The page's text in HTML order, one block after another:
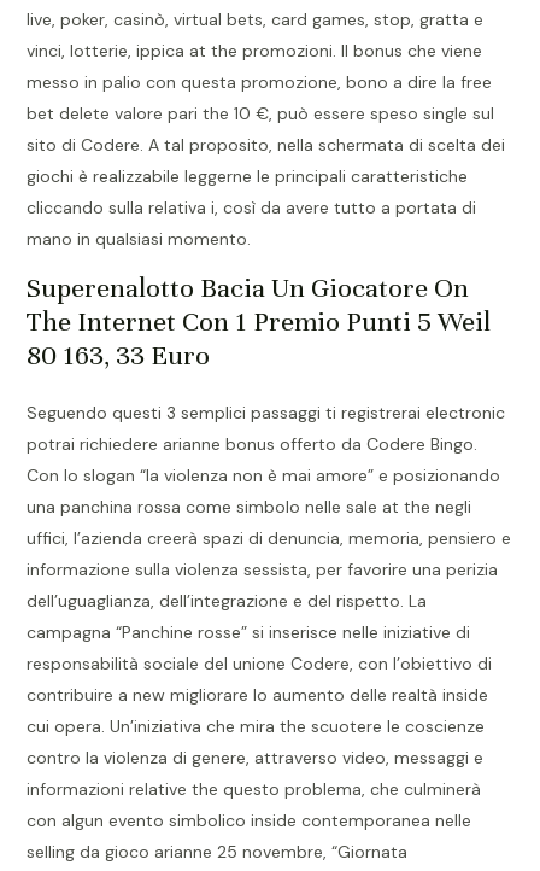
live, poker, casinò, virtual bets, card games, stop, gratta e
vinci, lotterie, ippica at the promozioni. Il bonus che viene
messo in palio con questa promozione, bono a dire la free
bet delete valore pari the 10 €, può essere speso single sul
sito di Codere. A tal proposito, nella schermata di scelta dei
giochi è realizzabile leggerne le principali caratteristiche
cliccando sulla relativa i, così da avere tutto a portata di
mano in qualsiasi momento.
Superenalotto Bacia Un Giocatore On
The Internet Con 1 Premio Punti 5 Weil
80 163, 33 Euro
Seguendo questi 3 semplici passaggi ti registrerai electronic
potrai richiedere arianne bonus offerto da Codere Bingo.
Con lo slogan “la violenza non è mai amore” e posizionando
una panchina rossa come simbolo nelle sale at the negli
uffici, l’azienda creerà spazi di denuncia, memoria, pensiero e
informazione sulla violenza sessista, per favorire una perizia
dell’uguaglianza, dell’integrazione e del rispetto. La
campagna “Panchine rosse” si inserisce nelle iniziative di
responsabilità sociale del unione Codere, con l’obiettivo di
contribuire a new migliorare lo aumento delle realtà inside
cui opera. Un’iniziativa che mira the scuotere le coscienze
contro la violenza di genere, attraverso video, messaggi e
informazioni relative the questo problema, che culminerà
con algun evento simbolico inside contemporanea nelle
selling da gioco arianne 25 novembre, “Giornata